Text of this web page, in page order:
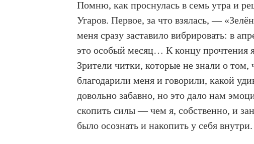
Помню, как проснулась в семь утра и
Угаров. Первое, за что взялась, —
меня сразу заставило вибрировать: в
это особый месяц… К концу прочтения
Зрители читки, которые не знали о
благодарили меня и говорили, какой
довольно забавно, но это дало нам
скопить силы — чем я, собственно, и
было осознать и накопить у себя внутри.